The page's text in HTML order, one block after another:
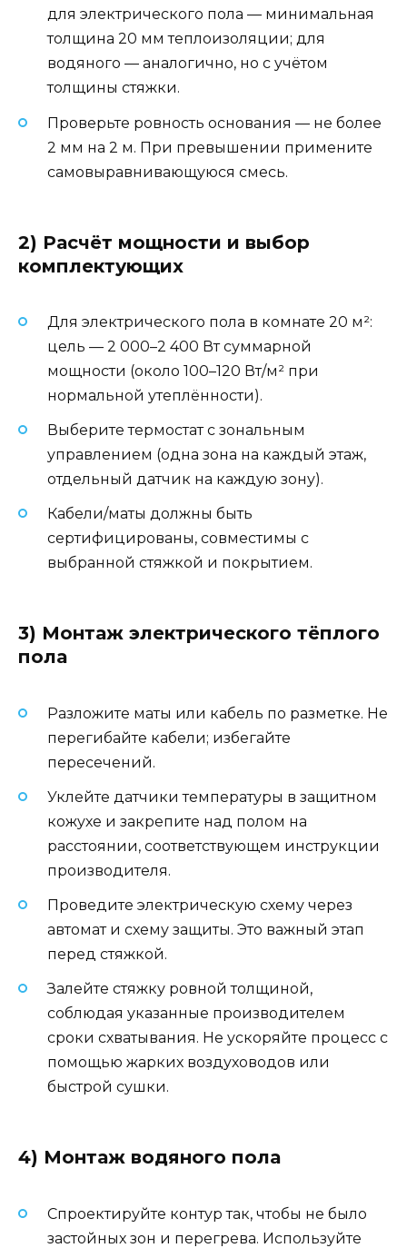
для электрического пола — минимальная
толщина 20 мм теплоизоляции; для
водяного — аналогично, но с учётом
толщины стяжки.
Проверьте ровность основания — не более
2 мм на 2 м. При превышении примените
самовыравнивающуюся смесь.
2) Расчёт мощности и выбор
комплектующих
Для электрического пола в комнате 20 м²:
цель — 2 000–2 400 Вт суммарной
мощности (около 100–120 Вт/м² при
нормальной утеплённости).
Выберите термостат с зональным
управлением (одна зона на каждый этаж,
отдельный датчик на каждую зону).
Кабели/маты должны быть
сертифицированы, совместимы с
выбранной стяжкой и покрытием.
3) Монтаж электрического тёплого
пола
Разложите маты или кабель по разметке. Не
перегибайте кабели; избегайте
пересечений.
Уклейте датчики температуры в защитном
кожухе и закрепите над полом на
расстоянии, соответствующем инструкции
производителя.
Проведите электрическую схему через
автомат и схему защиты. Это важный этап
перед стяжкой.
Залейте стяжку ровной толщиной,
соблюдая указанные производителем
сроки схватывания. Не ускоряйте процесс с
помощью жарких воздуховодов или
быстрой сушки.
4) Монтаж водяного пола
Спроектируйте контур так, чтобы не было
застойных зон и перегрева. Используйте